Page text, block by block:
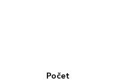
Počet